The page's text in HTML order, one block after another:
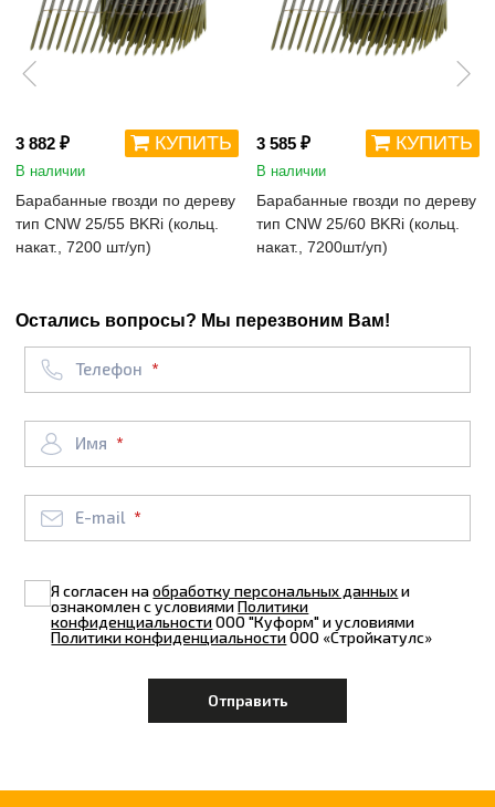
3 882 ₽ КУПИТЬ
В наличии
Барабанные гвозди по дереву
тип CNW 25/55 BKRi (кольц.
накат., 7200 шт/уп)
3 585 ₽ КУПИТЬ
В наличии
Барабанные гвозди по дереву
тип CNW 25/60 BKRi (кольц.
накат., 7200шт/уп)
Остались вопросы? Мы перезвоним Вам!
Телефон
Имя
E-mail
Я согласен наобработку персональных данныхи
ознакомлен с условиямиПолитики
конфиденциальностиООО "Куформ" и условиями
Политики конфиденциальностиООО «Стройкатулс»